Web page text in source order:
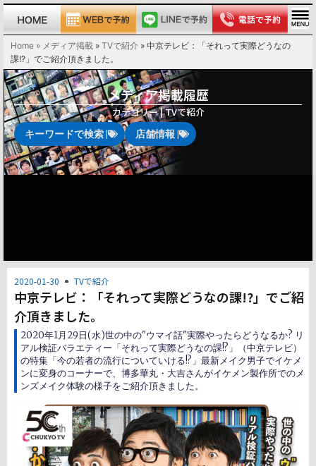
Home » メディア掲載 » TVで紹介 » 中京テレビ：「それって実際どうなの
課!?」でご紹介頂きました。
メディア掲載履歴
カテゴリー |TVで紹介
キーワードで検索 | 店舗情報 |
2020-01-30 TVで紹介
中京テレビ：「それって実際どうなの課!?」でご紹
介頂きました。
2020年1月29日(水)世の中の"ウマイ話"実際やったらどうなるか? リ
アル検証バラエティー「それって実際どうなの課!?」（中京テレビ）
の特集「今の若者の流行についていける!?」最新メイク男子でイケメ
ンに変身のコーナーで、博多華丸・大吉さんがイケメン製作所でのメ
ンズメイク体験の様子をご紹介頂きました。